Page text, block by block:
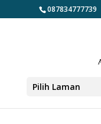
087834777739
Pilih Laman